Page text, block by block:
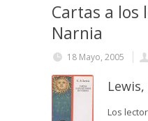
Cartas a los
Narnia
18 Mayo, 2005
Lewis,
Los